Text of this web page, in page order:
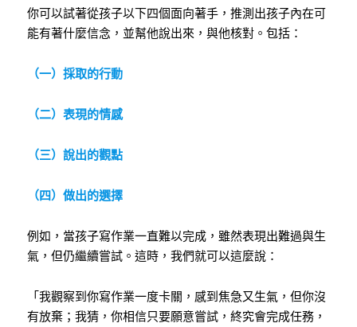
你可以試著從孩子以下四個面向著手，推測出孩子內在可
能有著什麼信念，並幫他說出來，與他核對。包括：
（一）採取的行動
（二）表現的情感
（三）說出的觀點
（四）做出的選擇
例如，當孩子寫作業一直難以完成，雖然表現出難過與生
氣，但仍繼續嘗試。這時，我們就可以這麼說：
「我觀察到你寫作業一度卡關，感到焦急又生氣，但你沒
有放棄；我猜，你相信只要願意嘗試，終究會完成任務，